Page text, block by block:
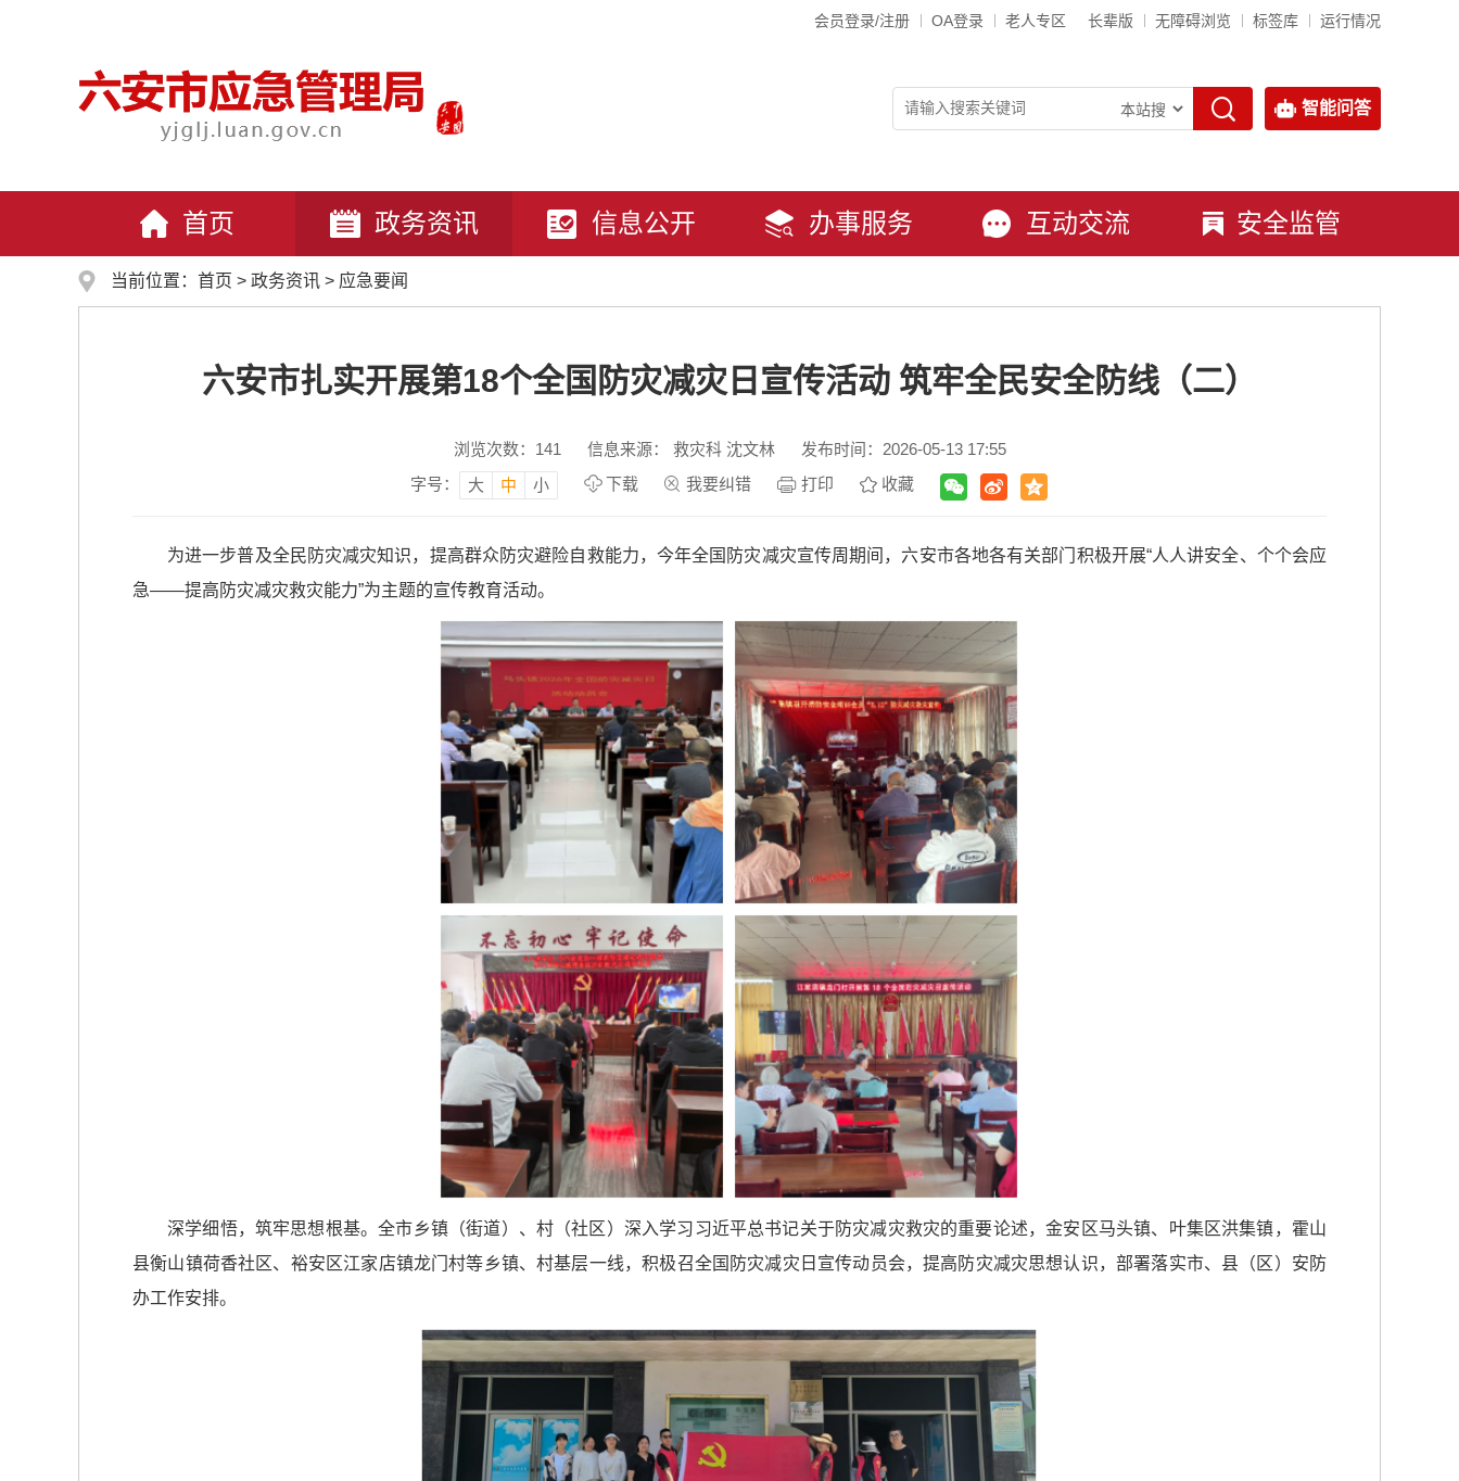
会员登录/注册 OA登录 老人专区 长辈版 无障碍浏览 标签库 运行情况
智能问答
首页 政务资讯 信息公开 办事服务 互动交流 安全监管
当前位置： 首页 > 政务资讯 > 应急要闻
六安市扎实开展第18个全国防灾减灾日宣传活动 筑牢全民安全防线（二）
浏览次数： 141 信息来源： 救灾科 沈文林
发布时间：2026-05-13 17:55
字号：
大 中 小 下载 我要纠错 打印 收藏
为进一步普及全民防灾减灾知识，提高群众防灾避险自救能力，今年全国防灾减灾宣传周期间，六安市各地各有关部门积极开展“人人讲安全、个个会应
急——提高防灾减灾救灾能力”为主题的宣传教育活动。
深学细悟，筑牢思想根基。全市乡镇（街道）、村（社区）深入学习习近平总书记关于防灾减灾救灾的重要论述，金安区马头镇、叶集区洪集镇，霍山
县衡山镇荷香社区、裕安区江家店镇龙门村等乡镇、村基层一线，积极召全国防灾减灾日宣传动员会，提高防灾减灾思想认识，部署落实市、县（区）安防
办工作安排。